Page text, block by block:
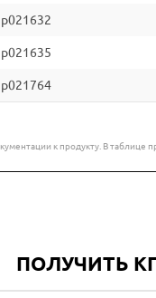
к продукту. В
ПОЛУЧИТЬ